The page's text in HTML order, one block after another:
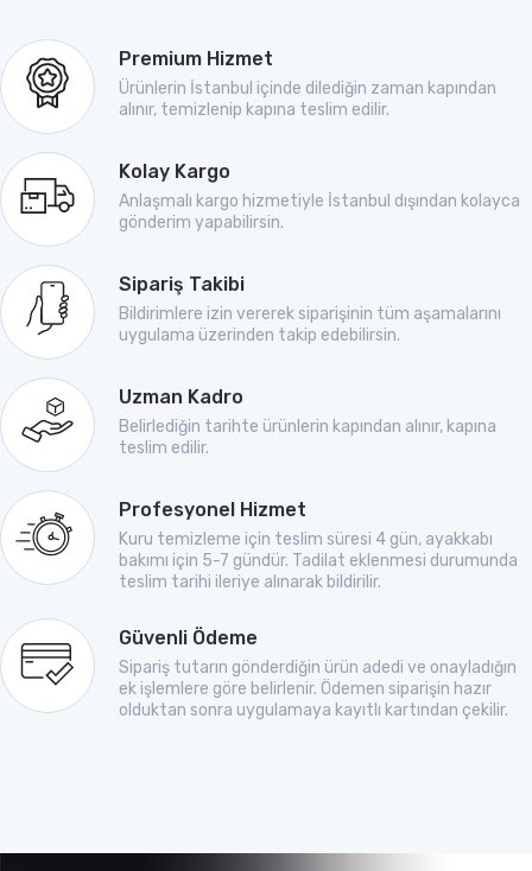
Premium Hizmet
Ürünlerin İstanbul içinde dilediğin zaman kapından
alınır, temizlenip kapına teslim edilir.
Kolay Kargo
Anlaşmalı kargo hizmetiyle İstanbul dışından kolayca
gönderim yapabilirsin.
Sipariş Takibi
Bildirimlere izin vererek siparişinin tüm aşamalarını
uygulama üzerinden takip edebilirsin.
Uzman Kadro
Belirlediğin tarihte ürünlerin kapından alınır, kapına
teslim edilir.
Profesyonel Hizmet
Kuru temizleme için teslim süresi 4 gün, ayakkabı
bakımı için 5-7 gündür. Tadilat eklenmesi durumunda
teslim tarihi ileriye alınarak bildirilir.
Güvenli Ödeme
Sipariş tutarın gönderdiğin ürün adedi ve onayladığın
ek işlemlere göre belirlenir. Ödemen siparişin hazır
olduktan sonra uygulamaya kayıtlı kartından çekilir.